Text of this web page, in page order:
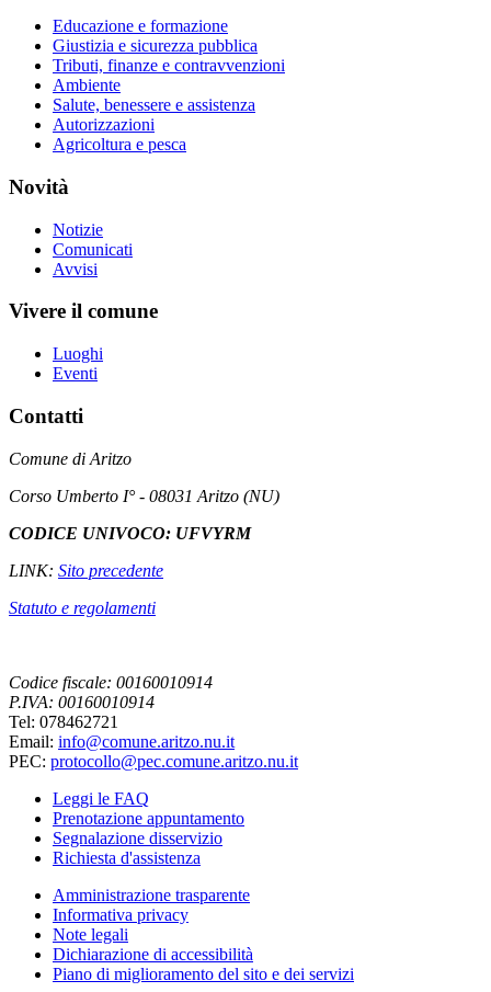
Educazione e formazione
Giustizia e sicurezza pubblica
Tributi, finanze e contravvenzioni
Ambiente
Salute, benessere e assistenza
Autorizzazioni
Agricoltura e pesca
Novità
Notizie
Comunicati
Avvisi
Vivere il comune
Luoghi
Eventi
Contatti
Comune di Aritzo
Corso Umberto I° - 08031 Aritzo (NU)
CODICE UNIVOCO: UFVYRM
LINK: Sito precedente
Statuto e regolamenti
Codice fiscale: 00160010914
P.IVA: 00160010914
Tel: 078462721
Email: info@comune.aritzo.nu.it
PEC: protocollo@pec.comune.aritzo.nu.it
Leggi le FAQ
Prenotazione appuntamento
Segnalazione disservizio
Richiesta d'assistenza
Amministrazione trasparente
Informativa privacy
Note legali
Dichiarazione di accessibilità
Piano di miglioramento del sito e dei servizi